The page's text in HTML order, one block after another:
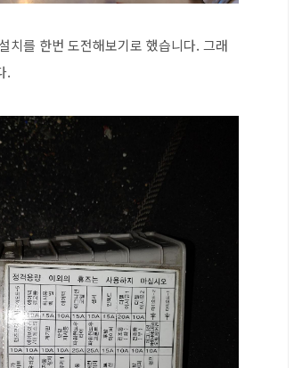
치를 한번 도전해보기로 했습니다. 그래
.